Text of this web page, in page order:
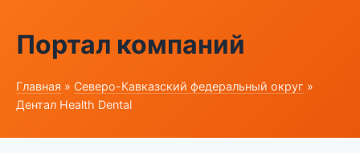
Портал компаний
Главная » Северо-Кавказский федеральный округ »
Дентал Health Dental